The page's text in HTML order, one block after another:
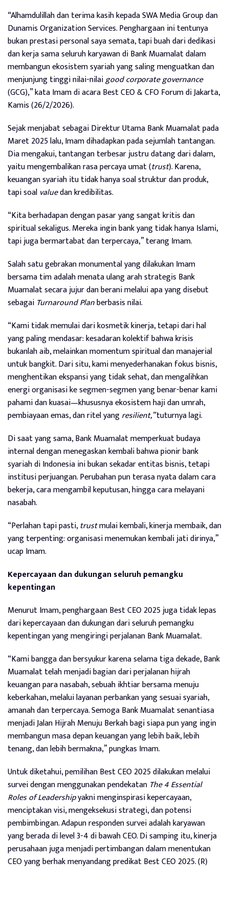
“Alhamdulillah dan terima kasih kepada SWA Media Group dan
Dunamis Organization Services. Penghargaan ini tentunya
bukan prestasi personal saya semata, tapi buah dari dedikasi
dan kerja sama seluruh karyawan di Bank Muamalat dalam
membangun ekosistem syariah yang saling menguatkan dan
menjunjung tinggi nilai-nilaigood corporate governance
(GCG),” kata Imam di acara Best CEO & CFO Forum di Jakarta,
Kamis (26/2/2026).
Sejak menjabat sebagai Direktur Utama Bank Muamalat pada
Maret 2025 lalu, Imam dihadapkan pada sejumlah tantangan.
Dia mengakui, tantangan terbesar justru datang dari dalam,
yaitu mengembalikan rasa percaya umat (trust). Karena,
keuangan syariah itu tidak hanya soal struktur dan produk,
tapi soal valuedan kredibilitas.
“Kita berhadapan dengan pasar yang sangat kritis dan
spiritual sekaligus. Mereka ingin bank yang tidak hanya Islami,
tapi juga bermartabat dan terpercaya,” terang Imam.
Salah satu gebrakan monumental yang dilakukan Imam
bersama tim adalah menata ulang arah strategis Bank
Muamalat secara jujur dan berani melalui apa yang disebut
sebagai Turnaround Planberbasis nilai.
“Kami tidak memulai dari kosmetik kinerja, tetapi dari hal
yang paling mendasar: kesadaran kolektif bahwa krisis
bukanlah aib, melainkan momentum spiritual dan manajerial
untuk bangkit. Dari situ, kami menyederhanakan fokus bisnis,
menghentikan ekspansi yang tidak sehat, dan mengalihkan
energi organisasi ke segmen-segmen yang benar-benar kami
pahami dan kuasai—khususnya ekosistem haji dan umrah,
pembiayaan emas, dan ritel yangresilient,”tuturnya lagi.
Di saat yang sama, Bank Muamalat memperkuat budaya
internal dengan menegaskan kembali bahwa pionir bank
syariah di Indonesia ini bukan sekadar entitas bisnis, tetapi
institusi perjuangan. Perubahan pun terasa nyata dalam cara
bekerja, cara mengambil keputusan, hingga cara melayani
nasabah.
“Perlahan tapi pasti,trustmulai kembali, kinerja membaik, dan
yang terpenting: organisasi menemukan kembali jati dirinya,”
ucap Imam.
Kepercayaan dan dukungan seluruh pemangku
kepentingan
Menurut Imam, penghargaan Best CEO 2025 juga tidak lepas
dari kepercayaan dan dukungan dari seluruh pemangku
kepentingan yang mengiringi perjalanan Bank Muamalat.
“Kami bangga dan bersyukur karena selama tiga dekade, Bank
Muamalat telah menjadi bagian dari perjalanan hijrah
keuangan para nasabah, sebuah ikhtiar bersama menuju
keberkahan, melalui layanan perbankan yang sesuai syariah,
amanah dan terpercaya. Semoga Bank Muamalat senantiasa
menjadi Jalan Hijrah Menuju Berkah bagi siapa pun yang ingin
membangun masa depan keuangan yang lebih baik, lebih
tenang, dan lebih bermakna,” pungkas Imam.
Untuk diketahui, pemilihan Best CEO 2025 dilakukan melalui
survei dengan menggunakan pendekatan The 4 Essential
Roles of Leadershipyakni menginspirasi kepercayaan,
menciptakan visi, mengeksekusi strategi, dan potensi
pembimbingan. Adapun responden survei adalah karyawan
yang berada di level 3-4 di bawah CEO. Di samping itu, kinerja
perusahaan juga menjadi pertimbangan dalam menentukan
CEO yang berhak menyandang predikat Best CEO 2025. (R)